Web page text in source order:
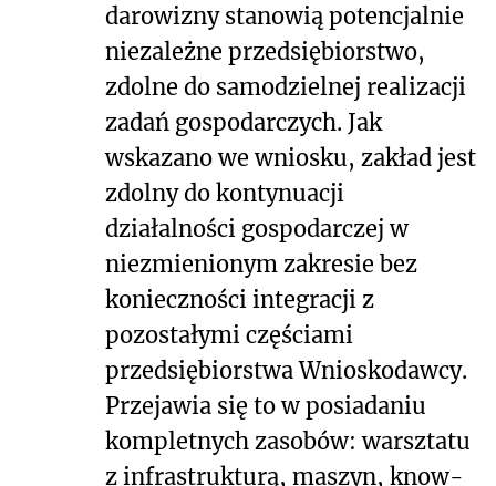
darowizny stanowią potencjalnie
niezależne przedsiębiorstwo,
zdolne do samodzielnej realizacji
zadań gospodarczych. Jak
wskazano we wniosku, zakład jest
zdolny do kontynuacji
działalności gospodarczej w
niezmienionym zakresie bez
konieczności integracji z
pozostałymi częściami
przedsiębiorstwa Wnioskodawcy.
Przejawia się to w posiadaniu
kompletnych zasobów: warsztatu
z infrastrukturą, maszyn, know-